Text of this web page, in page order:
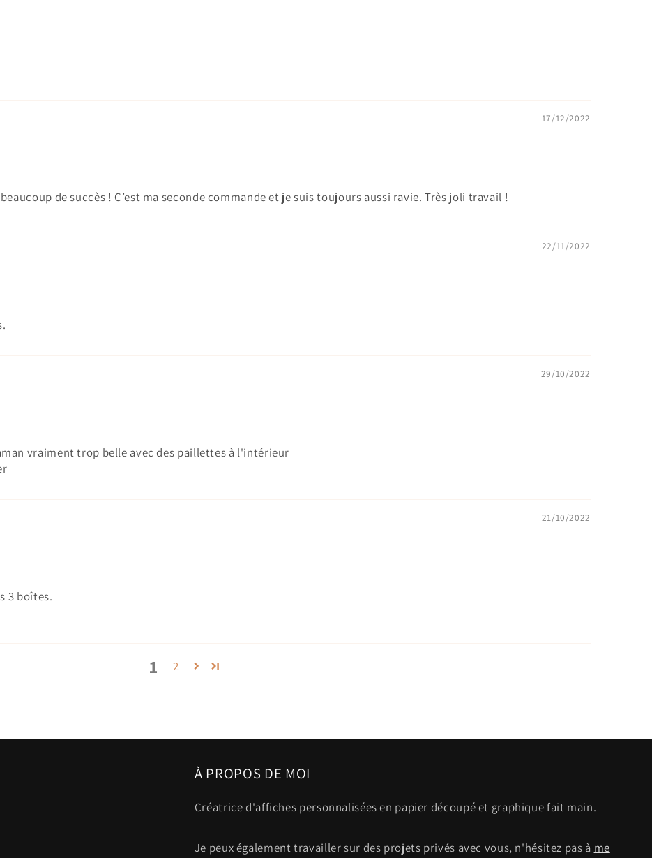
17/12/2022
de succès ! C’est ma seconde commande et je suis toujours aussi ravie. Très joli travail !
22/11/2022
29/10/2022
vraiment trop belle avec des paillettes à l'intérieur
21/10/2022
3 boîtes.
1 2
À PROPOS DE MOI
Créatrice d'affiches personnalisées en papier découpé et graphique fait main.
Je peux également travailler sur des projets privés avec vous, n'hésitez pas à me